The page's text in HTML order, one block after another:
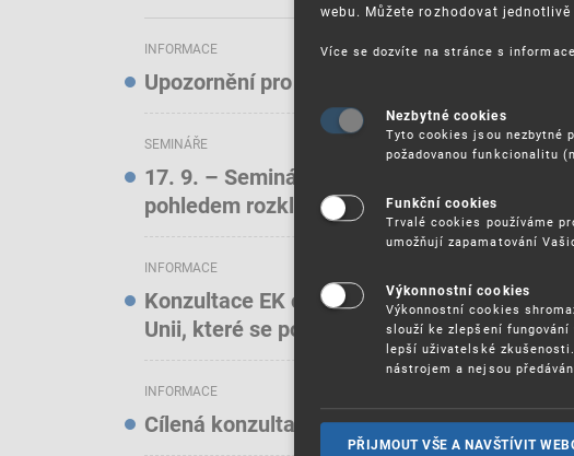
INFORMACE
Upozornění pro uživatele elektronických
SEMINÁŘE
17. 9. – Seminář: Známkové právo trochu
pohledem rozkladových oddělení)
INFORMACE
Konzultace EK o online službách a
Unii, které se podílejí na podstatném
INFORMACE
Cílená konzultace EK o stavu ochrany a
webu. Můžete rozhodovat
Více se dozvíte na stránce s
Nezbytné cookies
Tyto cookies jsou nezbytné
požadovanou funkcionalitu
Funkční cookies
Trvalé cookies používáme
umožňují zapamatování
Výkonnostní cookies
Výkonnostní cookies
slouží ke zlepšení fungování
lepší uživatelské
nástrojem a nejsou
PŘIJMOUT VŠE A NAVŠTÍVIT